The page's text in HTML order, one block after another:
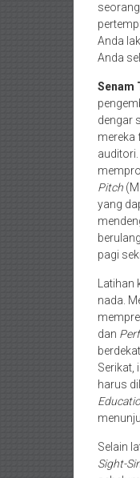
Anda
Anda
Senam
dengar
mereka
Pitch
yang
pagi
nada.
dan
Serikat,
harus
Selain
Sight-